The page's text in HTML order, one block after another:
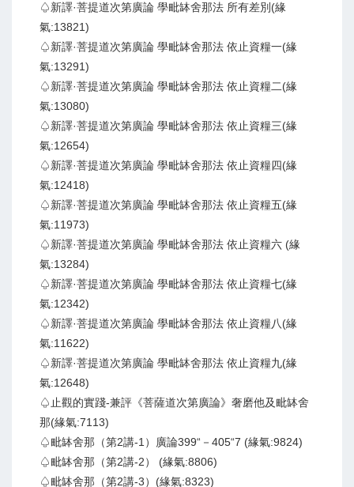
♤新譯·菩提道次第廣論 學毗缽舍那法 所有差別(緣
氣:13821)
♤新譯·菩提道次第廣論 學毗缽舍那法 依止資糧一(緣
氣:13291)
♤新譯·菩提道次第廣論 學毗缽舍那法 依止資糧二(緣
氣:13080)
♤新譯·菩提道次第廣論 學毗缽舍那法 依止資糧三(緣
氣:12654)
♤新譯·菩提道次第廣論 學毗缽舍那法 依止資糧四(緣
氣:12418)
♤新譯·菩提道次第廣論 學毗缽舍那法 依止資糧五(緣
氣:11973)
♤新譯·菩提道次第廣論 學毗缽舍那法 依止資糧六 (緣
氣:13284)
♤新譯·菩提道次第廣論 學毗缽舍那法 依止資糧七(緣
氣:12342)
♤新譯·菩提道次第廣論 學毗缽舍那法 依止資糧八(緣
氣:11622)
♤新譯·菩提道次第廣論 學毗缽舍那法 依止資糧九(緣
氣:12648)
♤止觀的實踐-兼評《菩薩道次第廣論》奢磨他及毗缽舍
那(緣氣:7113)
♤毗缽舍那（第2講-1）廣論399“－405“7 (緣氣:9824)
♤毗缽舍那（第2講-2） (緣氣:8806)
♤毗缽舍那（第2講-3）(緣氣:8323)